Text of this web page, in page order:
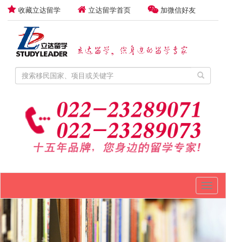
收藏立达留学 立达留学首页 加微信好友